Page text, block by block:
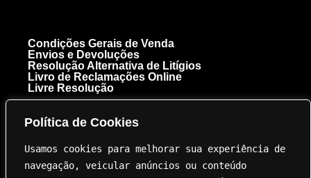
Política de Cookies
Usamos cookies para melhorar sua experiência de
navegação, veicular anúncios ou conteúdo
Condições Gerais de Venda
Envios e Devoluções
Resolução Alternativa de Litígios
Livro de Reclamações Online
Livre Resolução
Royal Carbon Creations Unipessoal, Lda. EN 125 Troto Km 95.5
8135-040 Almancil NIF 515237264